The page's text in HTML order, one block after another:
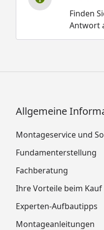
Finden
Antwort
Allgemeine
Montageservice und
Fundamenterstellung
Fachberatung
Ihre Vorteile beim Kauf
Experten-Aufbautipps
Montageanleitungen